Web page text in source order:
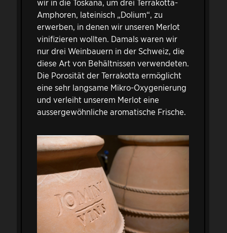
Amphoren, lateinisch „Dolium“, zu
erwerben, in denen wir unseren Merlot
vinifizieren wollten. Damals waren wir
nur drei Weinbauern in der Schweiz, die
diese Art von Behältnissen verwendeten.
Die Porosität der Terrakotta ermöglicht
eine sehr langsame Mikro-Oxygenierung
und verleiht unserem Merlot eine
aussergewöhnliche aromatische Frische.